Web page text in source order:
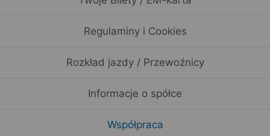
Regulaminy i Cookies
Rozkład jazdy / Przewoźnicy
Informacje o spółce
Współpraca